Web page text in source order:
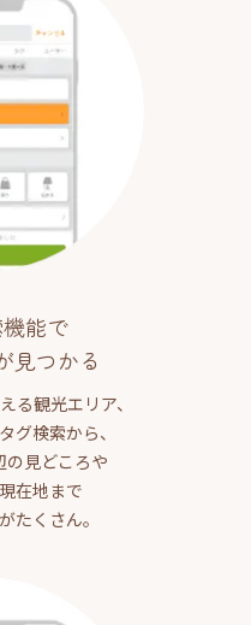
能で
見つかる
る観光エリア、
グ検索から、
の見どころや
在地まで
たくさん。